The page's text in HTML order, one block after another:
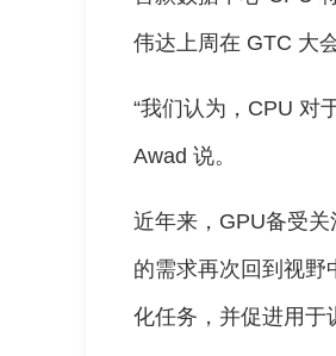
伟达上周在 GTC 大
“我们认为，CPU 对
Awad 说。
近年来，GPU备受
的需求再次回到视野
化任务，并促进用于